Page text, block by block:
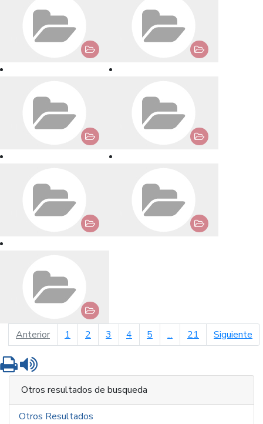
Anteriorpágina anterior
1 2 3 4 5 ... 21 Siguiente
Imprimir
Otros resultados de busqueda
Otros Resultados